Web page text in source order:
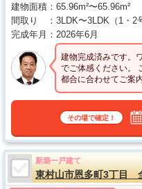
建物面積
65.96m²〜65.96m²
間取り
3LDK〜3LDK （1・2
完成年月
2026年6月
建物完成済みです。
でご体感ください。 ご内見はいつでも可能です。お客様のご
都合に合わせてご案
せください。
その場で確定！
新築一戸建て
東村山市恩多町3丁目